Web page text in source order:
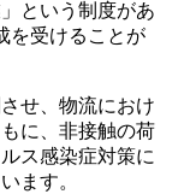
という制度があ
を受けることが
せ、物流におけ
に、非接触の荷
ス感染症対策に
ます。